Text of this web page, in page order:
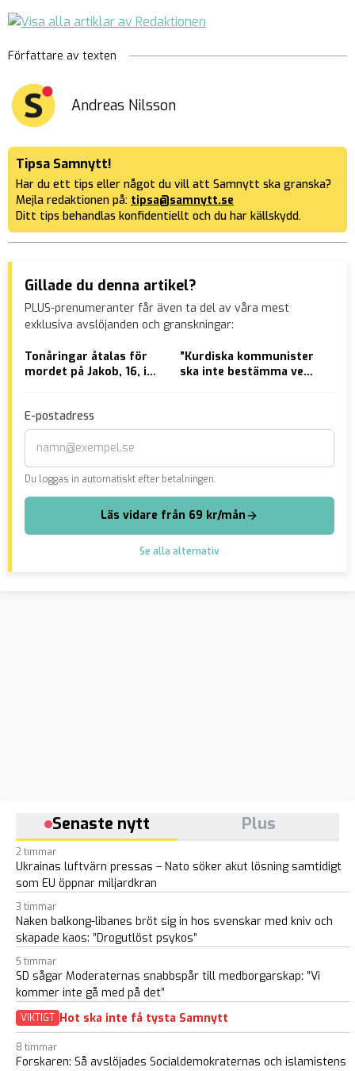
Författare av texten
Andreas Nilsson
Tipsa Samnytt!
Har du ett tips eller något du vill att Samnytt ska granska?
Mejla redaktionen på: tipsa@samnytt.se
Ditt tips behandlas konfidentiellt och du har källskydd.
Gillade du denna artikel?
PLUS-prenumeranter får även ta del av våra mest
exklusiva avslöjanden och granskningar:
Tonåringar åtalas för
mordet på Jakob, 16, i
”Kurdiska kommunister
ska inte bestämma vem
E-postadress
Du loggas in automatiskt efter betalningen.
Läs vidare från 69 kr/mån
Se alla alternativ
Senaste nytt Plus
2 timmar
Ukrainas luftvärn pressas – Nato söker akut lösning samtidigt
som EU öppnar miljardkran
3 timmar
Naken balkong-libanes bröt sig in hos svenskar med kniv och
skapade kaos: ”Drogutlöst psykos”
5 timmar
SD sågar Moderaternas snabbspår till medborgarskap: ”Vi
kommer inte gå med på det”
VIKTIGT Hot ska inte få tysta Samnytt
8 timmar
Forskaren: Så avslöjades Socialdemokraternas och islamistens